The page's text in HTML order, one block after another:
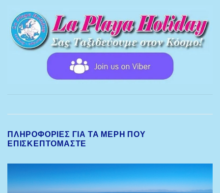
ΠΛΗΡΟΦΟΡΊΕΣ ΓΙΑ ΤΑ ΜΈΡΗ ΠΟΥ
ΕΠΙΣΚΕΠΤΌΜΑΣΤΕ